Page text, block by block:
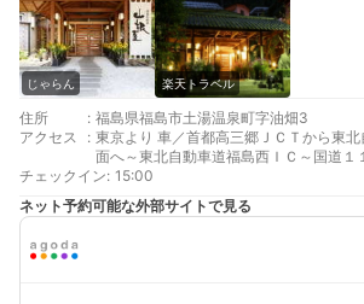
じゃらん 楽天トラベル
住所 : 福島県福島市土湯温泉町字油畑3
アクセス
: 東京より 車／首都高三郷ＪＣＴから東
面へ～東北自動車道福島西ＩＣ～国道１
分 車以外／ＪＲ東北新幹線福島駅下車土
下車徒歩４分
最寄り駅１ 福島
補足 車／冬季（１２月中～３月）はタ
チェックイン: 15:00
ネット予約可能な外部サイトで見る